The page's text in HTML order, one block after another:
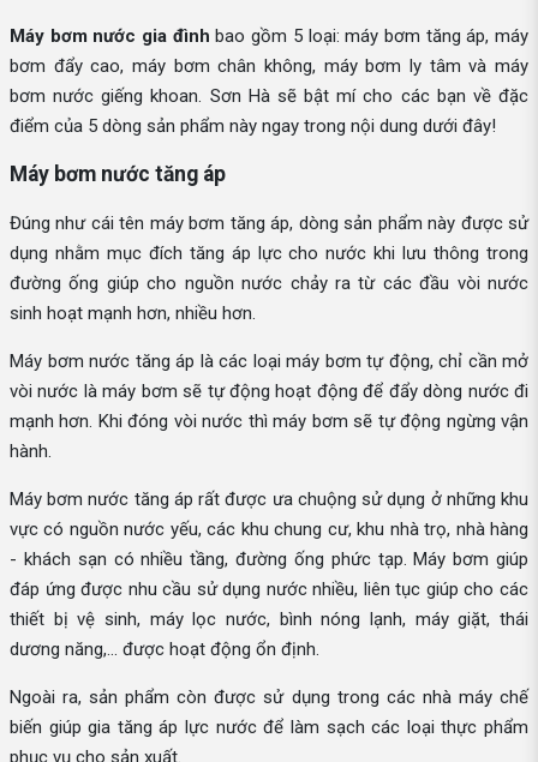
Máy bơm nước gia đình bao gồm 5 loại: máy bơm tăng áp, máy
bơm đẩy cao, máy bơm chân không, máy bơm ly tâm và máy
bơm nước giếng khoan. Sơn Hà sẽ bật mí cho các bạn về đặc
điểm của 5 dòng sản phẩm này ngay trong nội dung dưới đây!
Máy bơm nước tăng áp
Đúng như cái tên máy bơm tăng áp, dòng sản phẩm này được sử
dụng nhằm mục đích tăng áp lực cho nước khi lưu thông trong
đường ống giúp cho nguồn nước chảy ra từ các đầu vòi nước
sinh hoạt mạnh hơn, nhiều hơn.
Máy bơm nước tăng áp là các loại máy bơm tự động, chỉ cần mở
vòi nước là máy bơm sẽ tự động hoạt động để đẩy dòng nước đi
mạnh hơn. Khi đóng vòi nước thì máy bơm sẽ tự động ngừng vận
hành.
Máy bơm nước tăng áp rất được ưa chuộng sử dụng ở những khu
vực có nguồn nước yếu, các khu chung cư, khu nhà trọ, nhà hàng
- khách sạn có nhiều tầng, đường ống phức tạp. Máy bơm giúp
đáp ứng được nhu cầu sử dụng nước nhiều, liên tục giúp cho các
thiết bị vệ sinh, máy lọc nước, bình nóng lạnh, máy giặt, thái
dương năng,... được hoạt động ổn định.
Ngoài ra, sản phẩm còn được sử dụng trong các nhà máy chế
biến giúp gia tăng áp lực nước để làm sạch các loại thực phẩm
phục vụ cho sản xuất.